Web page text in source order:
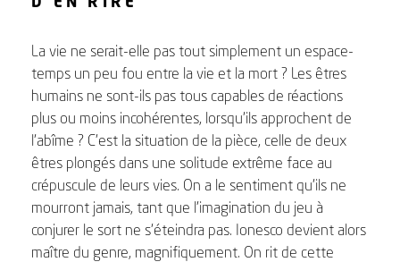
La vie ne serait-elle pas tout simplement un espace-
temps un peu fou entre la vie et la mort ? Les êtres
humains ne sont-ils pas tous capables de réactions
plus ou moins incohérentes, lorsqu’ils approchent de
l’abîme ? C’est la situation de la pièce, celle de deux
êtres plongés dans une solitude extrême face au
crépuscule de leurs vies. On a le sentiment qu’ils ne
mourront jamais, tant que l’imagination du jeu à
conjurer le sort ne s’éteindra pas. Ionesco devient alors
maître du genre, magnifiquement. On rit de cette